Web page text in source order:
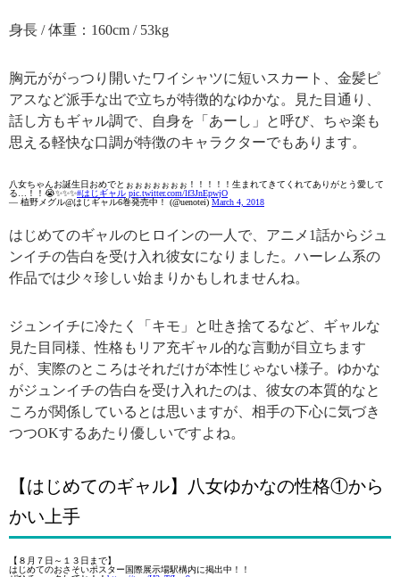
身長 / 体重：160cm / 53kg
胸元ががっつり開いたワイシャツに短いスカート、金髪ピ
アスなど派手な出で立ちが特徴的なゆかな。見た目通り、
話し方もギャル調で、自身を「あーし」と呼び、ちゃ楽も
思える軽快な口調が特徴のキャラクターでもあります。
八女ちゃんお誕生日おめでとぉぉぉぉぉぉぉ！！！！！生まれてきてくれてありがとう愛して
る…！！😭✨✨✨#はじギャル pic.twitter.com/lf3JnEpwjO
— 植野メグル@はじギャル6巻発売中！ (@uenotei) March 4, 2018
はじめてのギャルのヒロインの一人で、アニメ1話からジュ
ンイチの告白を受け入れ彼女になりました。ハーレム系の
作品では少々珍しい始まりかもしれませんね。
ジュンイチに冷たく「キモ」と吐き捨てるなど、ギャルな
見た目同様、性格もリア充ギャル的な言動が目立ちます
が、実際のところはそれだけが本性じゃない様子。ゆかな
がジュンイチの告白を受け入れたのは、彼女の本質的なと
ころが関係しているとは思いますが、相手の下心に気づき
つつOKするあたり優しいですよね。
【はじめてのギャル】八女ゆかなの性格①から
かい上手
【８月７日～１３日まで】
はじめてのおさそいポスター国際展示場駅構内に掲出中！！